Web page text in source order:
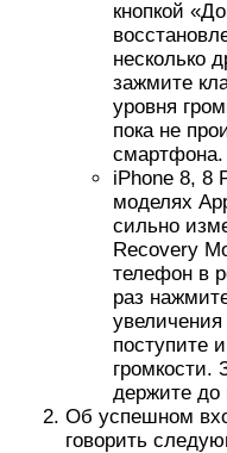
кнопкой
несколько
зажмите
уровня
пока не
смартфона.
iPhone 8, 8
моделях
сильно
Recovery
телефон в
раз
поступите
громкости.
держите до
Об успешном
говорить